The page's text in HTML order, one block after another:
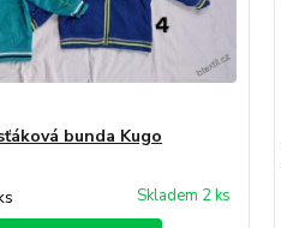
bunda Kugo
Skladem 2 ks